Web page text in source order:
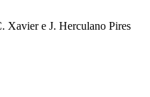
Xavier e J. Herculano Pires